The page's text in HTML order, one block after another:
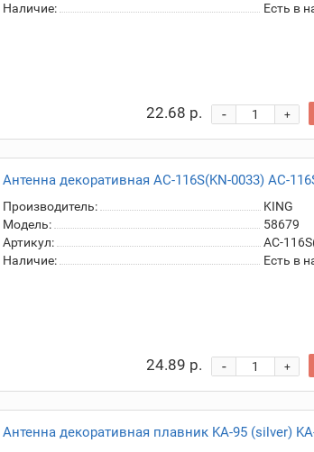
Наличие:
Есть в
22.68 р. +
-
Антенна декоративная AC-116S(KN-0033) AC-
Производитель:
KING
Модель:
58679
Артикул:
AC-
Наличие:
Есть в
24.89 р. +
-
Антенна декоративная плавник KA-95 (silver)